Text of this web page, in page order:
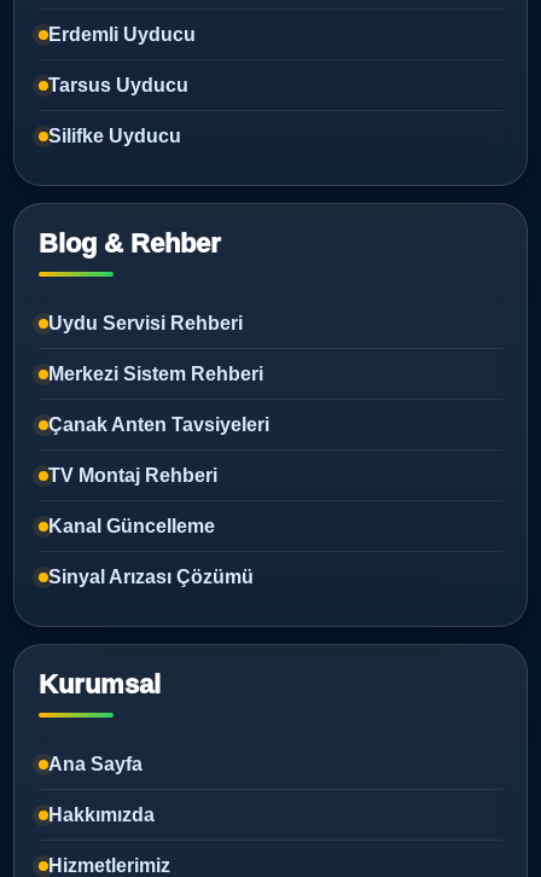
Erdemli Uyducu
Tarsus Uyducu
Silifke Uyducu
Blog & Rehber
Uydu Servisi Rehberi
Merkezi Sistem Rehberi
Çanak Anten Tavsiyeleri
TV Montaj Rehberi
Kanal Güncelleme
Sinyal Arızası Çözümü
Kurumsal
Ana Sayfa
Hakkımızda
Hizmetlerimiz